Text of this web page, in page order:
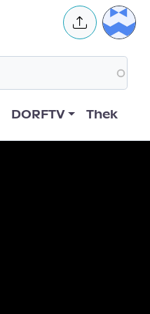
User
DORFTV Thek